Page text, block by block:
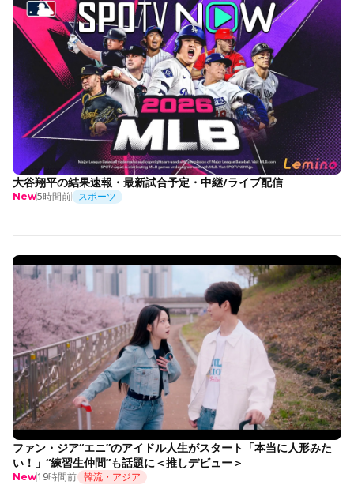
大谷翔平の結果速報・最新試合予定・中継/ライブ配信
New5時間前 スポーツ
ファン・ジア“エニ”のアイドル人生がスタート「本当に人形みた
い！」“練習生仲間”も話題に＜推しデビュー＞
New19時間前 韓流・アジア